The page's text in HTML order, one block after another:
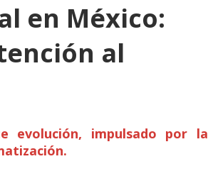
en México:
al
evolución, impulsado por la